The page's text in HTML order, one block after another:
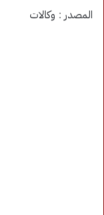
المصدر : وكالات